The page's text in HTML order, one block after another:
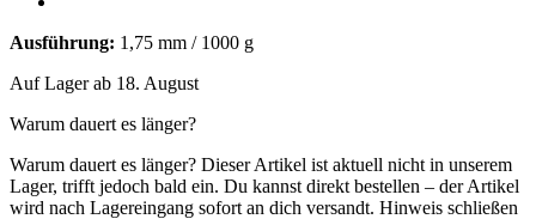
Ausführung: 1,75 mm / 1000 g
Auf Lager ab 18. August
Warum dauert es länger?
Warum dauert es länger? Dieser Artikel ist aktuell nicht in unserem
Lager, trifft jedoch bald ein. Du kannst direkt bestellen – der Artikel
wird nach Lagereingang sofort an dich versandt. Hinweis schließen